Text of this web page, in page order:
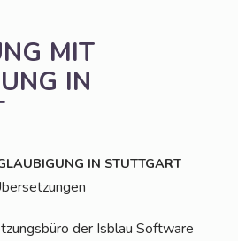
MIT
IN
IN STUTTGART
der Isblau Soft­ware